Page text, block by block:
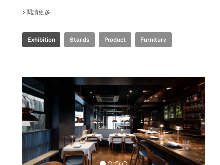
閱讀更多
Exhibition Stands Product Furniture